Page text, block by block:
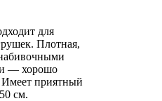
для
Плотная,
— хорошо
Имеет приятный
см.